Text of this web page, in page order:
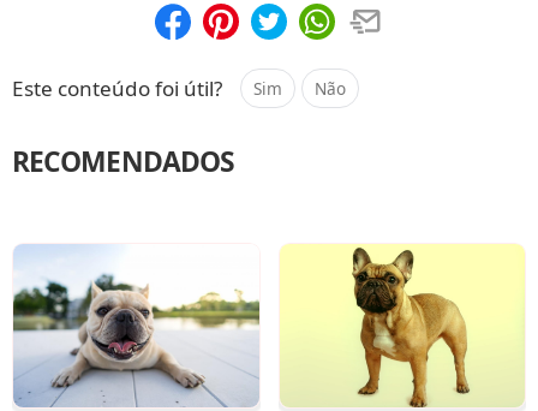
Este conteúdo foi útil? Sim Não
RECOMENDADOS